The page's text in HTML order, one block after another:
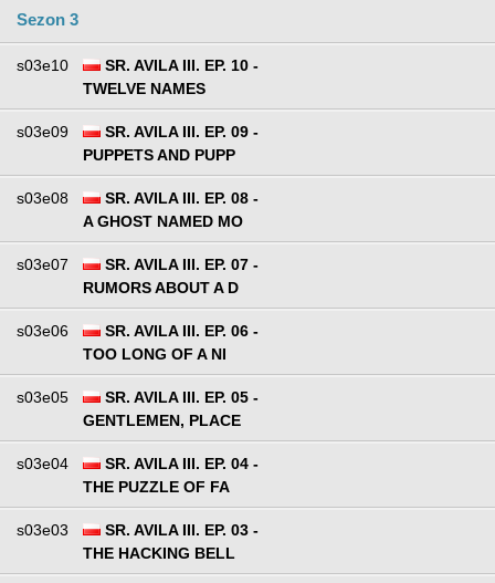
Sezon 3
s03e10
SR. AVILA III. EP. 10 -
TWELVE NAMES
s03e09
SR. AVILA III. EP. 09 -
PUPPETS AND PUPP
s03e08
SR. AVILA III. EP. 08 -
A GHOST NAMED MO
s03e07
SR. AVILA III. EP. 07 -
RUMORS ABOUT A D
s03e06
SR. AVILA III. EP. 06 -
TOO LONG OF A NI
s03e05
SR. AVILA III. EP. 05 -
GENTLEMEN, PLACE
s03e04
SR. AVILA III. EP. 04 -
THE PUZZLE OF FA
s03e03
SR. AVILA III. EP. 03 -
THE HACKING BELL